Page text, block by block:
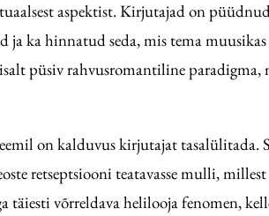
aspektist. Kirjutajad on
ka hinnatud seda, mis tema
püsiv rahvusromantiline paradigma,
on kalduvus kirjutajat
retseptsiooni teatavasse mulli,
võrreldava helilooja fenomen,